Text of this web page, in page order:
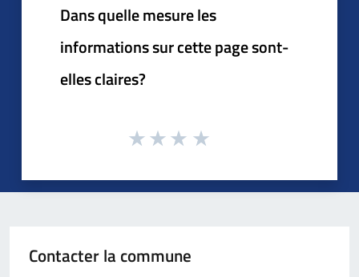
Dans quelle mesure les
informations sur cette page sont-
elles claires?
Contacter la commune